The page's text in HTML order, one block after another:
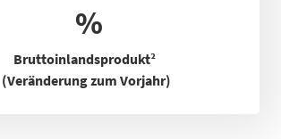
%
Bruttoinlandsprodukt²
(Veränderung zum Vorjahr)